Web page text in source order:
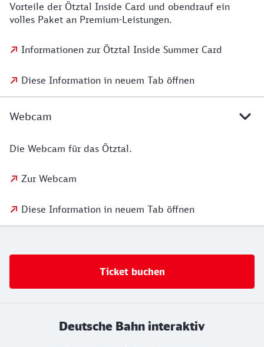
Vorteile der Ötztal Inside Card und obendrauf ein
volles Paket an Premium-Leistungen.
Informationen zur Ötztal Inside Summer Card
Diese Information in neuem Tab öffnen
Webcam
Die Webcam für das Ötztal.
Zur Webcam
Diese Information in neuem Tab öffnen
Ticket buchen
Deutsche Bahn interaktiv